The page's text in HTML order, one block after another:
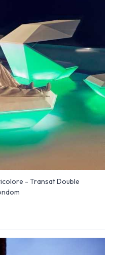
- Transat Double